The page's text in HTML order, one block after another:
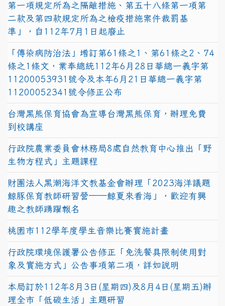
第一項規定所為之隔離措施、第五十八條第一項第
二款及第四款規定所為之檢疫措施案件裁罰基
準」，自112年7月1日起廢止
「傳染病防治法」增訂第61條之1、第61條之2、74
條之1條文，業奉總統112年6月28日華總一義字第
11200053931號令及本年6月21日華總一義字第
11200052341號令修正公布
台灣黑熊保育協會為宣導台灣黑熊保育，辦理免費
到校講座
行政院農業委員會林務局8處自然教育中心推出「野
生物方程式」主題課程
財團法人黑潮海洋文教基金會辦理「2023海洋議題
鯨豚保育教師研習營──鯨夏來看海」，歡迎有興
趣之教師踴躍報名
桃園市112學年度學生音樂比賽實施計畫
行政院環境保護署公告修正「免洗餐具限制使用對
象及實施方式」公告事項第二項，詳如說明
本局訂於112年8月3日(星期四)及8月4日(星期五)辦
理全市「低碳生活」主題研習